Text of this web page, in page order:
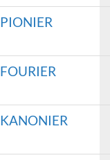
PIONIER
FOURIER
KANONIER